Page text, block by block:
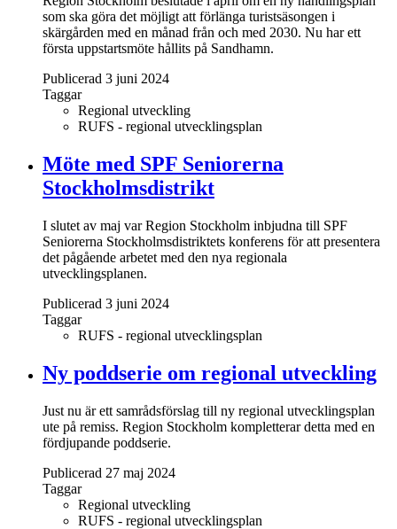
som ska göra det möjligt att förlänga turistsäsongen i
skärgården med en månad från och med 2030. Nu har ett
första uppstartsmöte hållits på Sandhamn.
Publicerad 3 juni 2024
Taggar
Regional utveckling
RUFS - regional utvecklingsplan
Möte med SPF Seniorerna
Stockholmsdistrikt
I slutet av maj var Region Stockholm inbjudna till SPF
Seniorerna Stockholmsdistriktets konferens för att presentera
det pågående arbetet med den nya regionala
utvecklingsplanen.
Publicerad 3 juni 2024
Taggar
RUFS - regional utvecklingsplan
Ny poddserie om regional utveckling
Just nu är ett samrådsförslag till ny regional utvecklingsplan
ute på remiss. Region Stockholm kompletterar detta med en
fördjupande poddserie.
Publicerad 27 maj 2024
Taggar
Regional utveckling
RUFS - regional utvecklingsplan